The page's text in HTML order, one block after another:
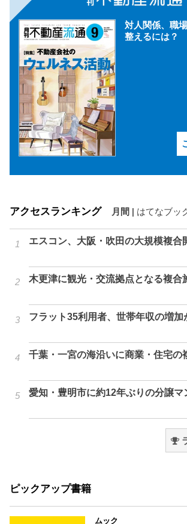
対人関係、職
整えるには？
アクセスランキング 月間 はてなブッ
エスコン、大阪・吹田の大規模複合
木更津に観光・交流拠点となる複合
フラット35利用者、世帯年収の増加
千葉・一宮の海沿いに商業・住宅の
愛知・豊明市に約12年ぶりの分譲マ
ピックアップ書籍
ムック